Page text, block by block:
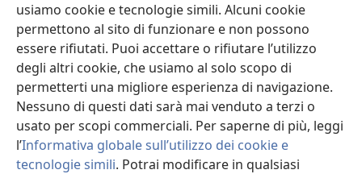
usiamo cookie e tecnologie simili. Alcuni cookie
permettono al sito di funzionare e non possono
essere rifiutati. Puoi accettare o rifiutare l’utilizzo
degli altri cookie, che usiamo al solo scopo di
permetterti una migliore esperienza di navigazione.
Nessuno di questi dati sarà mai venduto a terzi o
usato per scopi commerciali. Per saperne di più, leggi
l’Informativa globale sull’utilizzo dei cookie e
tecnologie simili. Potrai modificare in qualsiasi
segnare con il sangue l’architrave e i due stipiti della
porta; e nessuno di voi deve uscire dall’ingresso
della sua casa fino al mattino. 23 Così, quando
Geova passerà per colpire gli egiziani e vedrà il
sangue sull’architrave e sui due stipiti della porta,
Geova certamente passerà oltre l’ingresso e non
permetterà che la piaga della morte
entri nelle
vostre case.